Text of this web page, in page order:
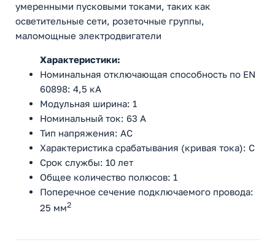
умеренными пусковыми токами, таких как
осветительные сети, розеточные группы,
маломощные электродвигатели
Характеристики:
Номинальная отключающая способность по EN
60898: 4,5 кА
Модульная ширина: 1
Номинальный ток: 63 А
Тип напряжения: AC
Характеристика срабатывания (кривая тока): С
Срок службы: 10 лет
Общее количество полюсов: 1
Поперечное сечение подключаемого провода:
25 мм2